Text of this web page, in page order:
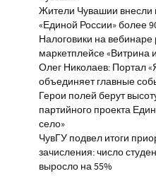
Жители Чувашии внесли
«Единой России» более
Налоговики на вебинаре
маркетплейсе «Витрина
Олег Николаев: Портал
объединяет главные
Герои полей берут
партийного проекта
село»
ЧувГУ подвел итоги
зачисления: число
выросло на 55%